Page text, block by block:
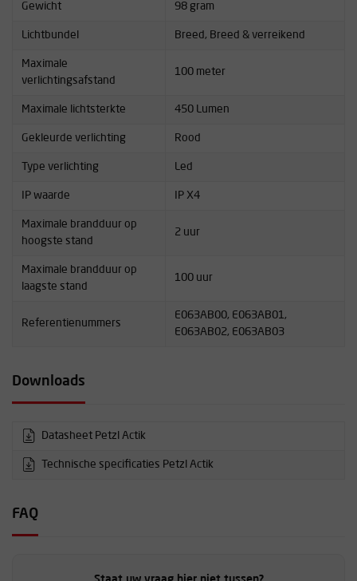
Gewicht incl. batterijen: 98 gram
Gewicht 98 gram
Lichtbundel Breed, Breed & verreikend
Maximale
verlichtingsafstand
100 meter
Maximale lichtsterkte 450 Lumen
Gekleurde verlichting Rood
Type verlichting Led
IP waarde IP X4
Maximale brandduur op
hoogste stand
2 uur
Maximale brandduur op
laagste stand
100 uur
Referentienummers
E063AB00, E063AB01,
E063AB02, E063AB03
Downloads
Datasheet Petzl Actik
Technische specificaties Petzl Actik
FAQ